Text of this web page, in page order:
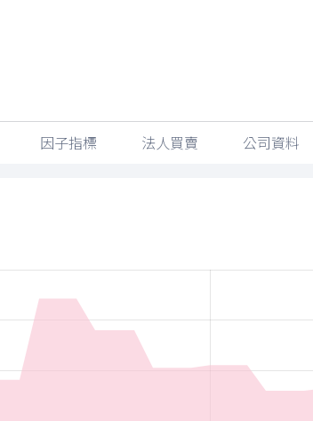
因子指標 法人買賣 公司資料